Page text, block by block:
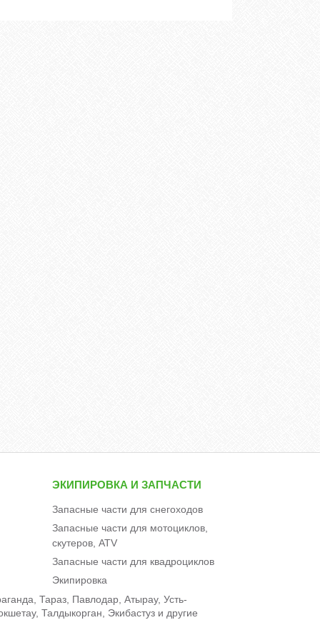
ЭКИПИРОВКА И ЗАПЧАСТИ
Запасные части для снегоходов
Запасные части для мотоциклов,
скутеров, ATV
Запасные части для квадроциклов
Экипировка
Тараз, Павлодар, Атырау, Усть-
Талдыкорган, Экибастуз и другие